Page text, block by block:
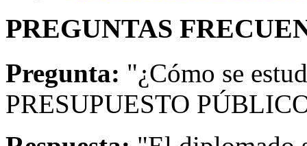
PREGUNTAS
Pregunta: "¿Cómo se
PRESUPUESTO